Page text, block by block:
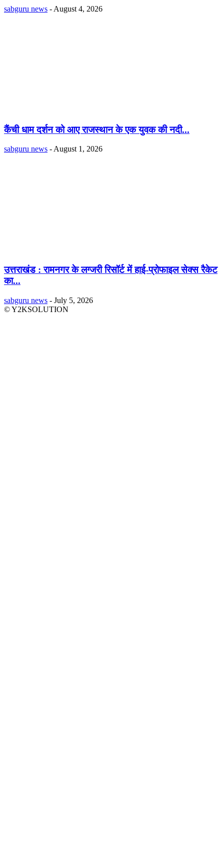
sabguru news - August 4, 2026
कैंची धाम दर्शन को आए राजस्थान के एक युवक की नदी...
sabguru news - August 1, 2026
उत्तराखंड : रामनगर के लग्जरी रिसॉर्ट में हाई-प्रोफाइल सेक्स रैकेट
का...
sabguru news - July 5, 2026
© Y2KSOLUTION